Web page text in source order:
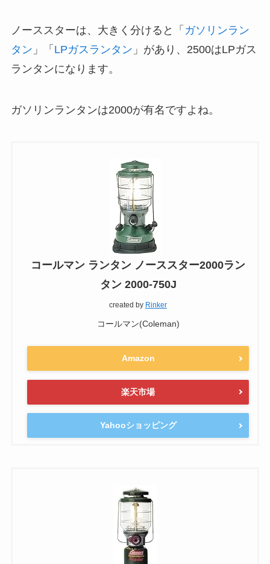
ノーススターは、大きく分けると「 ガソリンラン
タン 」「 LPガスランタン 」があり、2500はLPガス
ランタンになります。
ガソリンランタンは2000が有名ですよね。
コールマン ランタン ノーススター2000ラン
タン 2000-750J
created by Rinker
コールマン(Coleman)
Amazon
楽天市場
Yahooショッピング